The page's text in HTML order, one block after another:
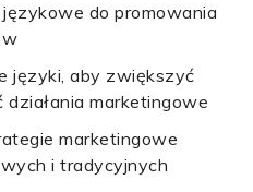
do promowania
języki, aby zwiększyć
marketingowe
marketingowe
i tradycyjnych